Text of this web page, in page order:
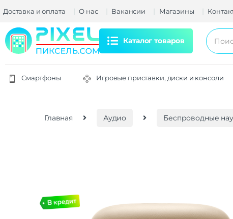
Доставка и оплата О нас Вакансии Магазины
Каталог товаров
Смартфоны Игровые приставки, диски и консоли
Главная Аудио Беспроводные